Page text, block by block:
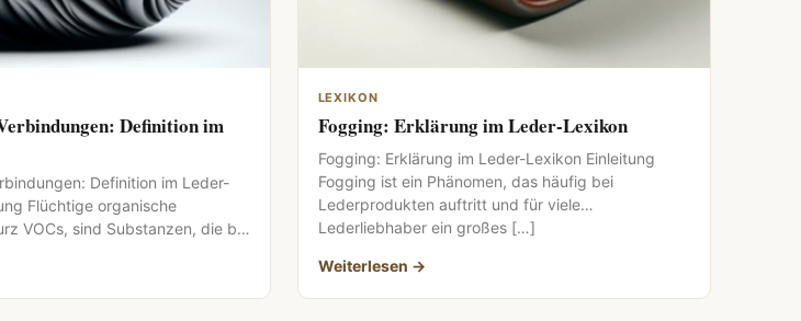
Definition im
Definition im Leder-
Flüchtige organische
VOCs, sind Substanzen, die bei
LEXIKON
Fogging: Erklärung im Leder-Lexikon
Fogging: Erklärung im Leder-Lexikon Einleitung
Fogging ist ein Phänomen, das häufig bei
Lederprodukten auftritt und für viele
Lederliebhaber ein großes […]
Weiterlesen →